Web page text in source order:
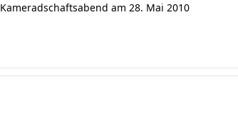
Kameradschaftsabend am 28. Mai 2010